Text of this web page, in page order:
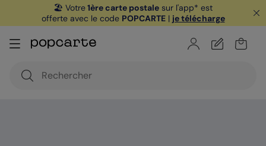
🏖️ Votre1ère carte postale sur l'app* est
offerte avec le code POPCARTE| je télécharge